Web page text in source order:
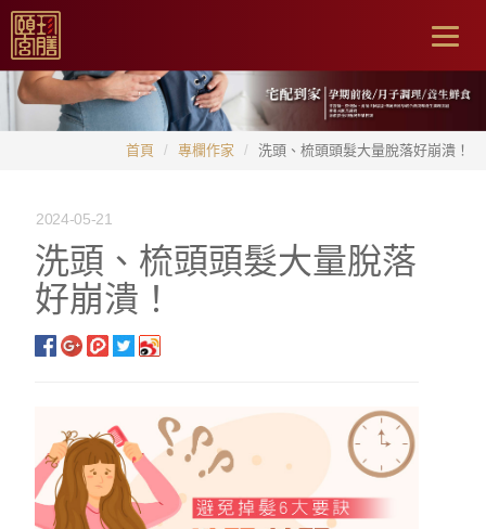
首頁 專欄作家 洗頭、梳頭頭髮大量脫落好崩潰！
2024-05-21
洗頭、梳頭頭髮大量脫落
好崩潰！